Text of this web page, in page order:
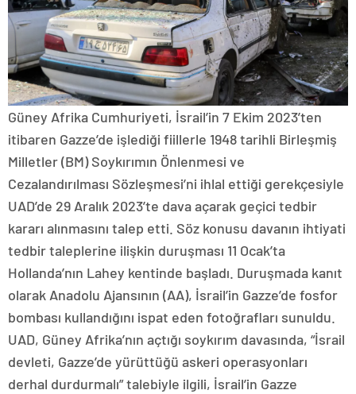
Güney Afrika Cumhuriyeti, İsrail’in 7 Ekim 2023’ten
itibaren Gazze’de işlediği fiillerle 1948 tarihli Birleşmiş
Milletler (BM) Soykırımın Önlenmesi ve
Cezalandırılması Sözleşmesi’ni ihlal ettiği gerekçesiyle
UAD’de 29 Aralık 2023’te dava açarak geçici tedbir
kararı alınmasını talep etti. Söz konusu davanın ihtiyati
tedbir taleplerine ilişkin duruşması 11 Ocak’ta
Hollanda’nın Lahey kentinde başladı. Duruşmada kanıt
olarak Anadolu Ajansının (AA), İsrail’in Gazze’de fosfor
bombası kullandığını ispat eden fotoğrafları sunuldu.
UAD, Güney Afrika’nın açtığı soykırım davasında, “İsrail
devleti, Gazze’de yürüttüğü askeri operasyonları
derhal durdurmalı” talebiyle ilgili, İsrail’in Gazze